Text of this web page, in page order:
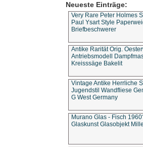
Neueste Einträge:
Very Rare Peter Holmes
Paul Ysart Style
Briefbeschwerer
Antike Rarität Orig.
Antriebsmodell
Kreisssäge Bakelit
Vintage Antike Herrliche
Jugendstil Wandfliese
G West Germany
Murano Glas - Fisch
Glaskunst Glasobjekt